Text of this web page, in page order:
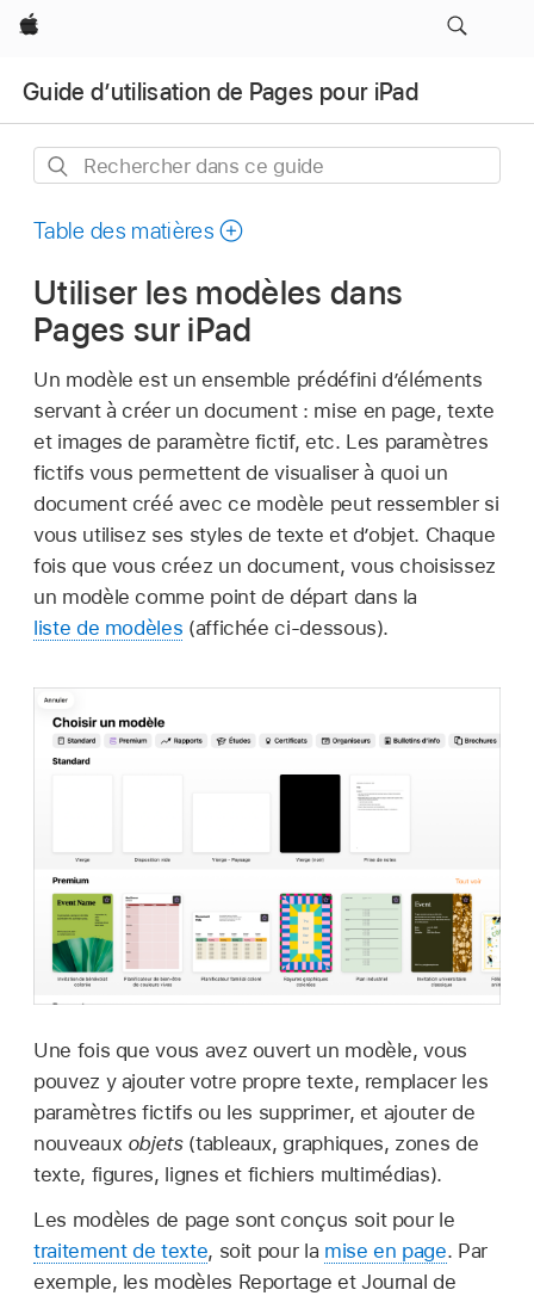
Apple
Guide d’utilisation de Pages pour iPad
Rechercher
ce
Table des matières
Utiliser les modèles dans
Pages sur iPad
Un modèle est un ensemble prédéfini d’éléments
servant à créer un document : mise en page, texte
et images de paramètre fictif, etc. Les paramètres
fictifs vous permettent de visualiser à quoi un
document créé avec ce modèle peut ressembler si
vous utilisez ses styles de texte et d’objet. Chaque
fois que vous créez un document, vous choisissez
un modèle comme point de départ dans la
liste de modèles (affichée ci-dessous).
Une fois que vous avez ouvert un modèle, vous
pouvez y ajouter votre propre texte, remplacer les
paramètres fictifs ou les supprimer, et ajouter de
nouveaux objets(tableaux, graphiques, zones de
texte, figures, lignes et fichiers multimédias).
Les modèles de page sont conçus soit pour le
traitement de texte, soit pour la mise en page. Par
exemple, les modèles Reportage et Journal de